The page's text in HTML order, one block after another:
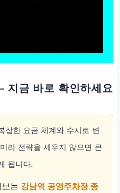
지금 바로 확인하세요
잡한 요금 체계와 수시로 변
리 전략을 세우지 않으면 큰
됩니다.
는 강남역 공영주차장 종